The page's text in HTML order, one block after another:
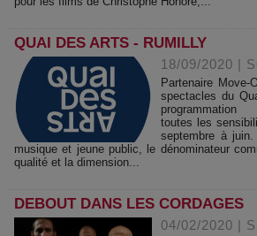
QUAI DES ARTS - RUMILLY
18/09/2020 |
Partenaire Move-
spectacles du
programmation
toutes les
septembre à
musique et jeune public, le dénominateur
qualité et la dimension...
DEBOUT DANS LES CORDAGES
04/02/2020 |